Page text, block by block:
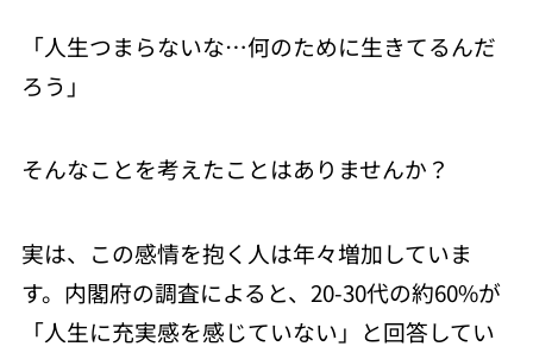
「人生つまらないな…何のために生きてるんだ
ろう」
そんなことを考えたことはありませんか？
実は、この感情を抱く人は年々増加していま
す。内閣府の調査によると、20-30代の約60%が
「人生に充実感を感じていない」と回答してい